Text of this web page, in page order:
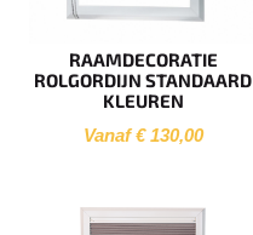
RAAMDECORATIE
ROLGORDIJN STANDAARD
KLEUREN
Vanaf € 130,00